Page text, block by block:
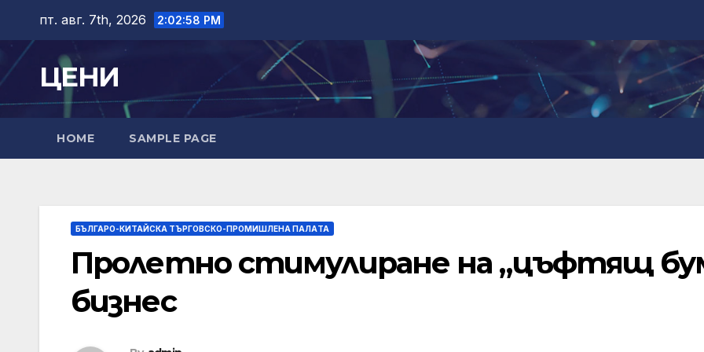
content
пт. авг. 7th, 2026 2:02:59 PM
ЦЕНИ
HOME SAMPLE PAGE
БЪЛГАРО-КИТАЙСКА ТЪРГОВСКО-ПРОМИШЛЕНА ПАЛAТА
Пролетно стимулиране на „цъфтящ
бизнес